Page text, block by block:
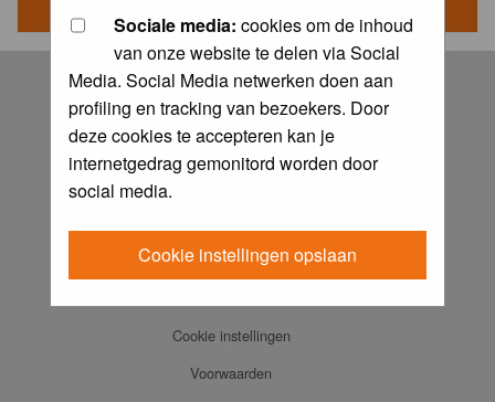
Sociale media: cookies om de inhoud
van onze website te delen via Social
Media. Social Media netwerken doen aan
profiling en tracking van bezoekers. Door
deze cookies te accepteren kan je
internetgedrag gemonitord worden door
social media.
Cookie instellingen opslaan
Log in
FAQ
Contact
Praktijkboeken
Cookie instellingen
Voorwaarden